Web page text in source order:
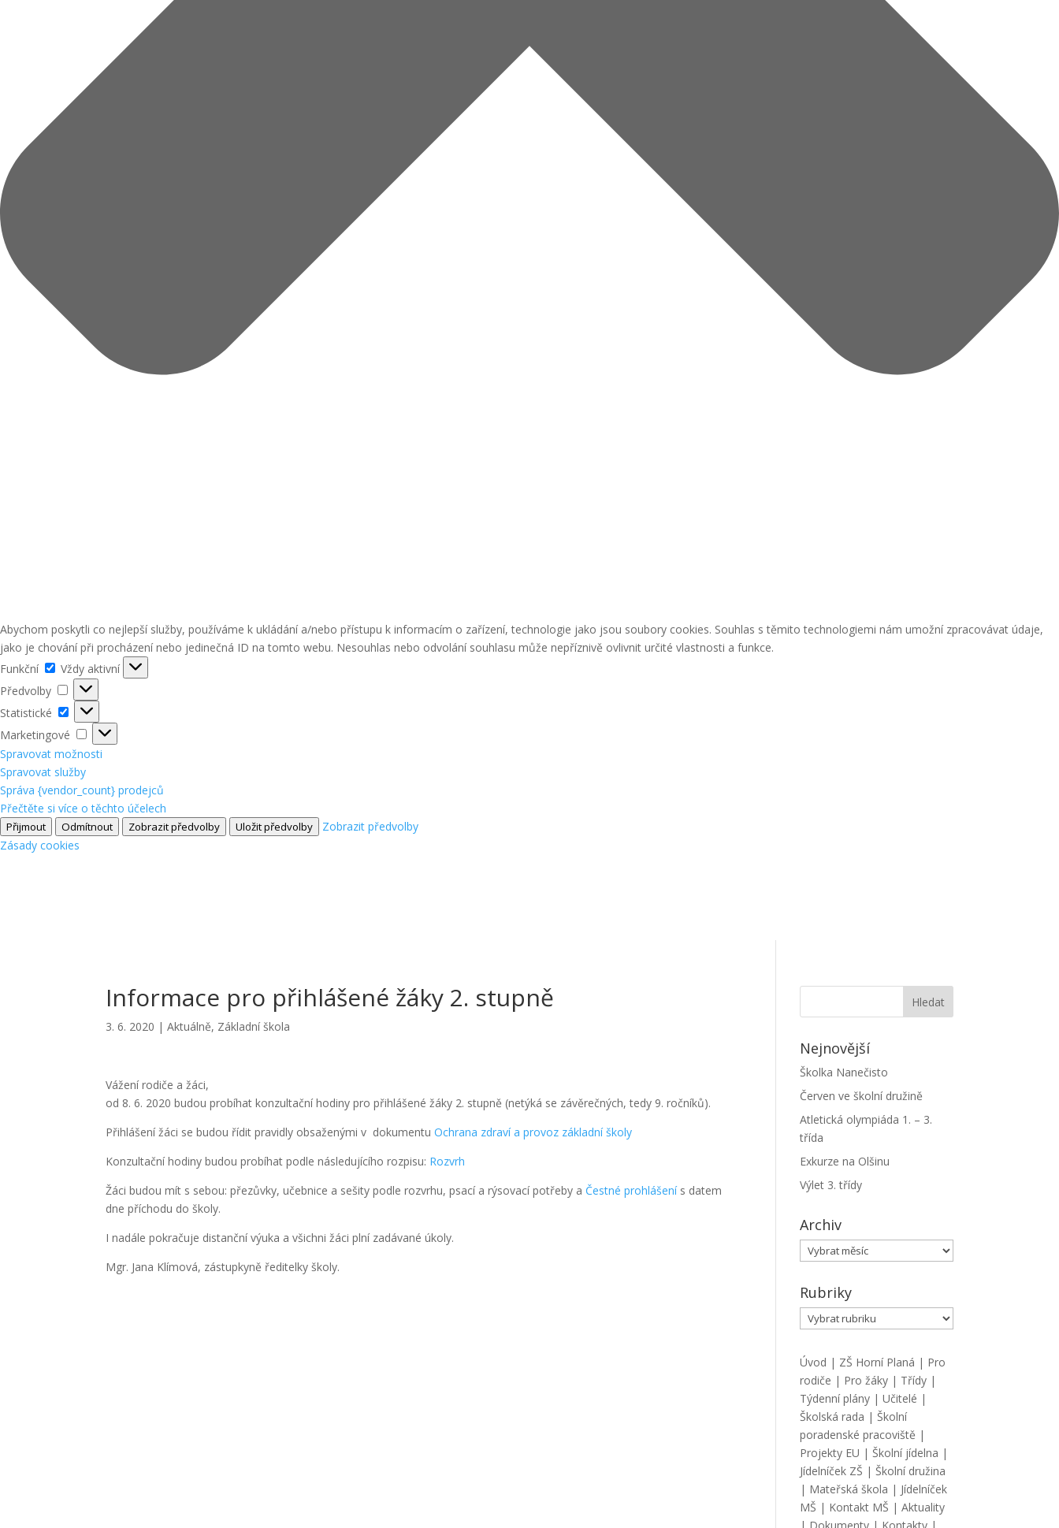
Abychom poskytli co nejlepší služby, používáme k ukládání a/nebo přístupu k informacím o zařízení, technologie jako jsou soubory cookies. Souhlas s těmito technologiemi nám umožní zpracovávat údaje,
jako je chování při procházení nebo jedinečná ID na tomto webu. Nesouhlas nebo odvolání souhlasu může nepříznivě ovlivnit určité vlastnosti a funkce.
Funkční
Funkční
Vždy aktivní
Předvolby
Předvolby
Statistické
Statistické
Marketingové
Marketingové
Spravovat možnosti
Spravovat služby
Správa {vendor_count} prodejců
Přečtěte si více o těchto účelech
Přijmout Odmítnout Zobrazit předvolby Uložit předvolby
Zobrazit předvolby
Zásady cookies
Informace pro přihlášené žáky 2. stupně
3. 6. 2020 |Aktuálně, Základní škola
Vážení rodiče a žáci,
od 8. 6. 2020 budou probíhat konzultační hodiny pro přihlášené žáky 2. stupně (netýká se závěrečných, tedy 9. ročníků).
Přihlášení žáci se budou řídit pravidly obsaženými v dokumentuOchrana zdraví a provoz základní školy
Konzultační hodiny budou probíhat podle následujícího rozpisu: Rozvrh
Žáci budou mít s sebou: přezůvky, učebnice a sešity podle rozvrhu, psací a rýsovací potřeby a Čestné prohlášenís datem
dne příchodu do školy.
I nadále pokračuje distanční výuka a všichni žáci plní zadávané úkoly.
Mgr. Jana Klímová, zástupkyně ředitelky školy.
Nejnovější
Školka Nanečisto
Červen ve školní družině
Atletická olympiáda 1. – 3.
třída
Exkurze na Olšinu
Výlet 3. třídy
Archiv
Archiv
Rubriky
Rubriky
Úvod | ZŠ Horní Planá | Pro
rodiče | Pro žáky | Třídy |
Týdenní plány |Učitelé |
Školská rada |Školní
poradenské pracoviště |
Projekty EU |Školní jídelna |
Jídelníček ZŠ |Školní družina
| Mateřská škola | Jídelníček
MŠ | Kontakt MŠ |Aktuality